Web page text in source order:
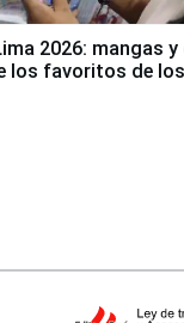
2026: mangas
los favoritos de